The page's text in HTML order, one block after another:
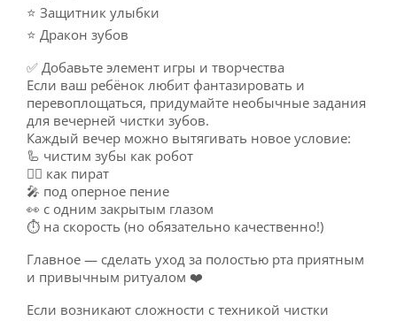
⭐️ Защитник улыбки
⭐️ Дракон зубов
✅ Добавьте элемент игры и творчества
Если ваш ребёнок любит фантазировать и
перевоплощаться, придумайте необычные задания
для вечерней чистки зубов.
Каждый вечер можно вытягивать новое условие:
🦾 чистим зубы как робот
🏴‍☠️ как пират
🎤 под оперное пение
👀 с одним закрытым глазом
⏱️ на скорость (но обязательно качественно!)
Главное — сделать уход за полостью рта приятным
и привычным ритуалом ❤️
Если возникают сложности с техникой чистки